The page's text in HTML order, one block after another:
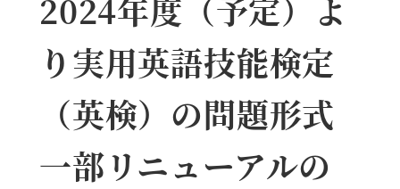
2024年度（予定）よ
り実用英語技能検定
（英検）の問題形式
一部リニューアルの